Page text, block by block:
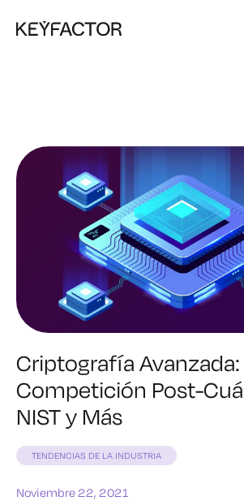
Criptografía Avanzada:
Competición Post-
NIST y Más
TENDENCIAS DE LA INDUSTRIA
Noviembre 22, 2021